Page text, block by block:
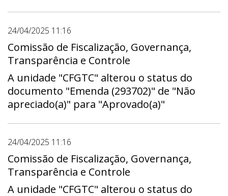
24/04/2025 11:16
Comissão de Fiscalização, Governança,
Transparência e Controle
A unidade "CFGTC" alterou o status do
documento "Emenda (293702)" de "Não
apreciado(a)" para "Aprovado(a)"
24/04/2025 11:16
Comissão de Fiscalização, Governança,
Transparência e Controle
A unidade "CFGTC" alterou o status do